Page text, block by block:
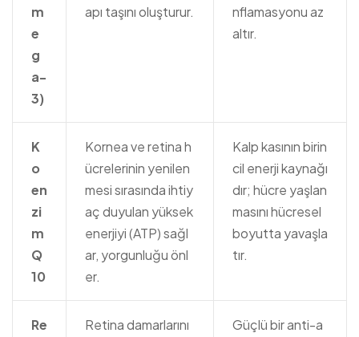
m
e
g
a-
3)
apı taşını oluşturur.
nflamasyonu az
altır.
K
o
en
zi
m
Q
10
Kornea ve retina h
ücrelerinin yenilen
mesi sırasında ihtiy
aç duyulan yüksek
enerjiyi (ATP) sağl
ar, yorgunluğu önl
er.
Kalp kasının birin
cil enerji kaynağı
dır; hücre yaşlan
masını hücresel
boyutta yavaşla
tır.
Re
Retina damarlarını
Güçlü bir anti-a